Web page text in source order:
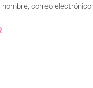
nombre, correo